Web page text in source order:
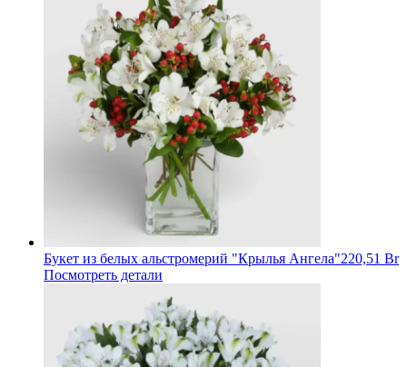
Букет из белых альстромерий "Крылья Ангела"220,51 Br
Посмотреть детали